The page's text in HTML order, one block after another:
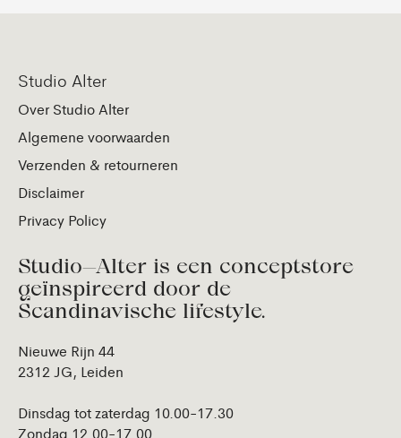
Studio Alter
Over Studio Alter
Algemene voorwaarden
Verzenden & retourneren
Disclaimer
Privacy Policy
Studio—Alter is een conceptstore
geïnspireerd door de
Scandinavische lifestyle.
Nieuwe Rijn 44
2312 JG, Leiden
Dinsdag tot zaterdag 10.00-17.30
Zondag 12.00-17.00